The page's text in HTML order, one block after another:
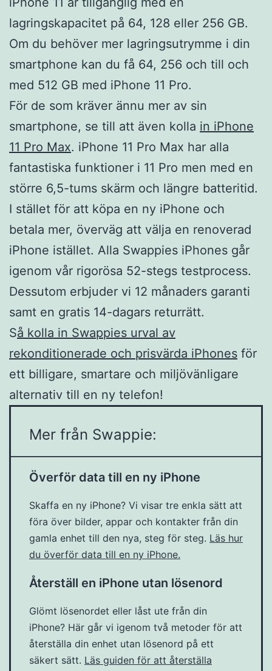
lagringskapacitet på 64, 128 eller 256 GB.
Om du behöver mer lagringsutrymme i din
smartphone kan du få 64, 256 och till och
med 512 GB med iPhone 11 Pro.
För de som kräver ännu mer av sin
smartphone, se till att även kolla in iPhone
11 Pro Max. iPhone 11 Pro Max har alla
fantastiska funktioner i 11 Pro men med en
större 6,5-tums skärm och längre batteritid.
I stället för att köpa en ny iPhone och
betala mer, överväg att välja en renoverad
iPhone istället. Alla Swappies iPhones går
igenom vår rigorösa 52-stegs testprocess.
Dessutom erbjuder vi 12 månaders garanti
samt en gratis 14-dagars returrätt.
Så kolla in Swappies urval av
rekonditionerade och prisvärda iPhones för
ett billigare, smartare och miljövänligare
alternativ till en ny telefon!
Mer från Swappie:
Överför data till en ny iPhone
Skaffa en ny iPhone? Vi visar tre enkla sätt att
föra över bilder, appar och kontakter från din
gamla enhet till den nya, steg för steg. Läs hur
du överför data till en ny iPhone.
Återställ en iPhone utan lösenord
Glömt lösenordet eller låst ute från din
iPhone? Här går vi igenom två metoder för att
återställa din enhet utan lösenord på ett
säkert sätt. Läs guiden för att återställa